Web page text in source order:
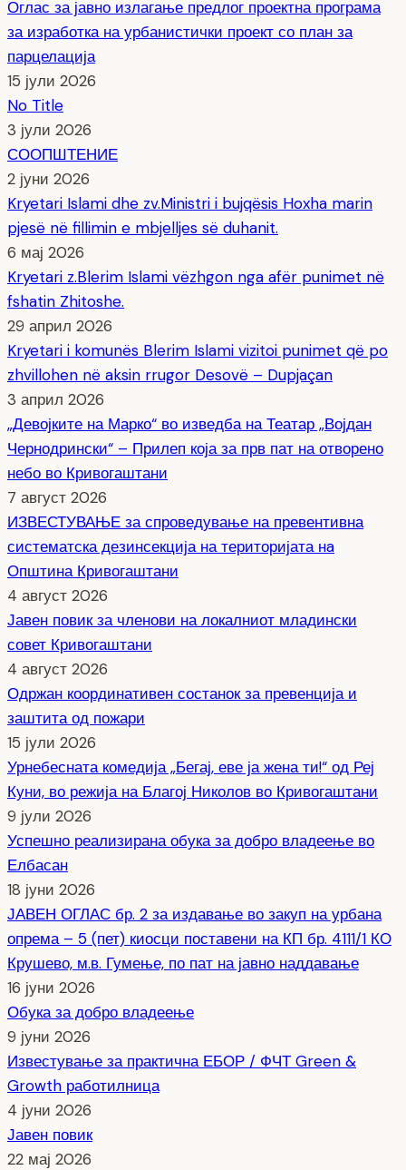
Оглас за јавно излагање предлог проектна програма
за изработка на урбанистички проект со план за
парцелација
15 јули 2026
No Title
3 јули 2026
СООПШТЕНИЕ
2 јуни 2026
Kryetari Islami dhe zv.Ministri i bujqësis Hoxha marin
pjesë në fillimin e mbjelljes së duhanit.
6 мај 2026
Kryetari z.Blerim Islami vëzhgon nga afër punimet në
fshatin Zhitoshe.
29 април 2026
Kryetari i komunës Blerim Islami vizitoi punimet që po
zhvillohen në aksin rrugor Desovë – Dupjaçan
3 април 2026
„Девојките на Марко“ во изведба на Театар „Војдан
Чернодрински“ – Прилеп која за прв пат на отворено
небо во Кривогаштани
7 август 2026
ИЗВЕСТУВАЊЕ за спроведување на превентивна
систематска дезинсекција на територијата нa
Општина Кривогаштани
4 август 2026
Јавен повик за членови на локалниот младински
совет Кривогаштани
4 август 2026
Одржан координативен состанок за превенција и
заштита од пожари
15 јули 2026
Урнебесната комедија „Бегај, еве ја жена ти!“ од Реј
Куни, во режија на Благој Николов во Кривогаштани
9 јули 2026
Успешно реализирана обука за добро владеење во
Елбасан
18 јуни 2026
ЈАВЕН ОГЛАС бр. 2 за издавање во закуп на урбана
опрема – 5 (пет) киосци поставени на КП бр. 4111/1 КО
Крушево, м.в. Гумење, по пат на јавно наддавање
16 јуни 2026
Обука за добро владеење
9 јуни 2026
Известување за практична ЕБОР / ФЧТ Green &
Growth работилница
4 јуни 2026
Јавен повик
22 мај 2026